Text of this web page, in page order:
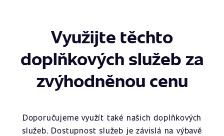
Využijte těchto
doplňkových služeb za
zvýhodněnou cenu
Doporučujeme využít také našich doplňkových
služeb. Dostupnost služeb je závislá na výbavě